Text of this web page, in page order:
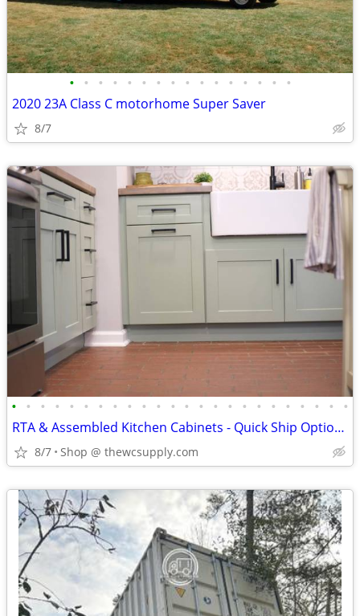
• • • • • • • • • • • • • • • •
2020 23A Class C motorhome Super Saver
8/7
• • • • • • • • • • • • • • • • • • • • • • • •
RTA & Assembled Kitchen Cabinets - Quick Ship Options - Shop Online
8/7 Shop @ thewcsupply.com